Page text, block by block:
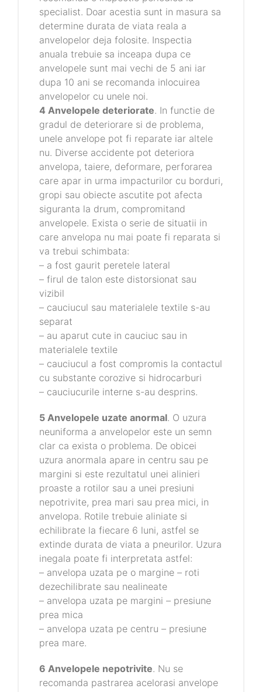
specialist. Doar acestia sunt in masura sa
determine durata de viata reala a
anvelopelor deja folosite. Inspectia
anuala trebuie sa inceapa dupa ce
anvelopele sunt mai vechi de 5 ani iar
dupa 10 ani se recomanda inlocuirea
anvelopelor cu unele noi.
4 Anvelopele deteriorate. In functie de
gradul de deteriorare si de problema,
unele anvelope pot fi reparate iar altele
nu. Diverse accidente pot deteriora
anvelopa, taiere, deformare, perforarea
care apar in urma impacturilor cu borduri,
gropi sau obiecte ascutite pot afecta
siguranta la drum, compromitand
anvelopele. Exista o serie de situatii in
care anvelopa nu mai poate fi reparata si
va trebui schimbata:
– a fost gaurit peretele lateral
– firul de talon este distorsionat sau
vizibil
– cauciucul sau materialele textile s-au
separat
– au aparut cute in cauciuc sau in
materialele textile
– cauciucul a fost compromis la contactul
cu substante corozive si hidrocarburi
– cauciucurile interne s-au desprins.
5 Anvelopele uzate anormal. O uzura
neuniforma a anvelopelor este un semn
clar ca exista o problema. De obicei
uzura anormala apare in centru sau pe
margini si este rezultatul unei alinieri
proaste a rotilor sau a unei presiuni
nepotrivite, prea mari sau prea mici, in
anvelopa. Rotile trebuie aliniate si
echilibrate la fiecare 6 luni, astfel se
extinde durata de viata a pneurilor. Uzura
inegala poate fi interpretata astfel:
– anvelopa uzata pe o margine – roti
dezechilibrate sau nealineate
– anvelopa uzata pe margini – presiune
prea mica
– anvelopa uzata pe centru – presiune
prea mare.
6 Anvelopele nepotrivite. Nu se
recomanda pastrarea acelorasi anvelope